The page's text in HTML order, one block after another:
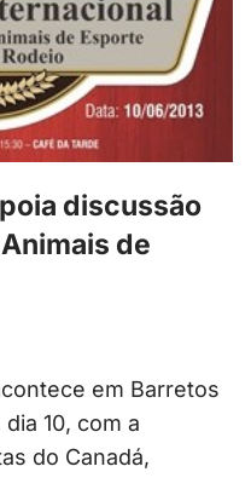
discussão
de
em Barretos
10, com a
do Canadá,